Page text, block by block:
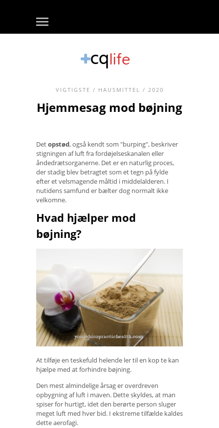
VIGTIGSTE / HAUSMITTEL / 2020
Hjemmesag mod bøjning
Detopstød, også kendt som "burping", beskriver
stigningen af ​​luft fra fordøjelseskanalen eller
åndedrætsorganerne. Det er en naturlig proces,
der stadig blev betragtet som et tegn på fylde
efter et velsmagende måltid i middelalderen. I
nutidens samfund er bælter dog normalt ikke
velkomne.
Hvad hjælper mod
bøjning?
At tilføje en teskefuld helende ler til en kop te kan
hjælpe med at forhindre bøjning.
Den mest almindelige årsag er overdreven
opbygning af luft i maven. Dette skyldes, at man
spiser for hurtigt, idet den berørte person sluger
meget luft med hver bid. I ekstreme tilfælde kaldes
dette aerofagi.